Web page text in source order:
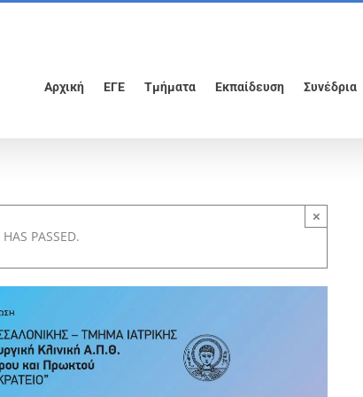
Αρχική ΕΓΕ Τμήματα Εκπαίδευση Συνέδρια
PASSED.
×